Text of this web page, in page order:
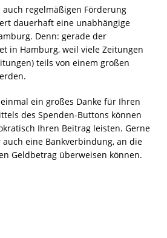
regelmäßigen Förderung
dauerhaft eine unabhängige
Denn: gerade der
in Hamburg, weil viele Zeitungen
teils von einem großen
ein großes Danke für Ihren
des Spenden-Buttons können
Ihren Beitrag leisten. Gerne
eine Bankverbindung, an die
Geldbetrag überweisen können.